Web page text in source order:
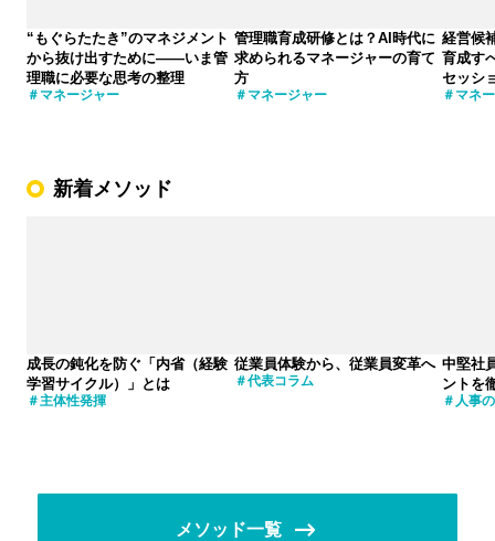
“もぐらたたき”のマネジメント
から抜け出すために――いま管
理職に必要な思考の整理
マネージャー
管理職育成研修とは？AI時代に
求められるマネージャーの育て
方
マネージャー
経営候
育成す
セッシ
マネ
新着メソッド
成長の鈍化を防ぐ「内省（経験
学習サイクル）」とは
主体性発揮
従業員体験から、従業員変革へ
代表コラム
中堅社
ントを
人事
メソッド一覧